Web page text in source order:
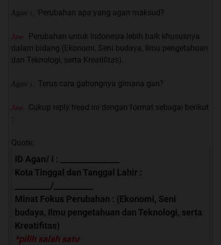
Agan/ i : Perubahan apa yang agan maksud?
Ane :
Perubahan untuk Indonesia lebih baik khususnya
dalam bidang (Ekonomi, Seni budaya, Ilmu pengetahuan
dan Teknologi, serta Kreatifitas).
Agan/ i : Terus cara gabungnya gimana gan?
Ane : Cukup reply tread ini dengan format sebagai berikut
Quote:
ID Agan/ i : _______________
Kota Tinggal dan Tanggal Lahir :
_________/__________
Minat Fokus Perubahan : (Ekonomi, Seni
budaya, Ilmu pengetahuan dan Teknologi, serta
Kreatifitas)
*pilih salah satu